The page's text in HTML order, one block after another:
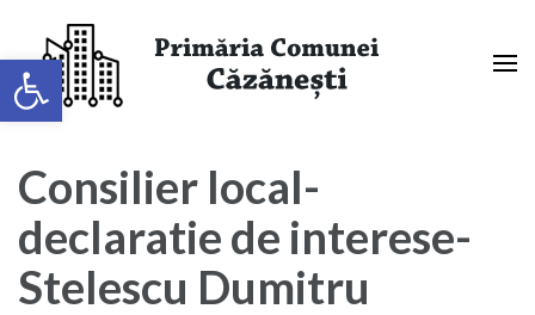
Deschide bara de unelte
conținut
(apasă
Primaria Comunei Căzănești,
Mehedinți
Consilier local-
declaratie de interese-
Stelescu Dumitru